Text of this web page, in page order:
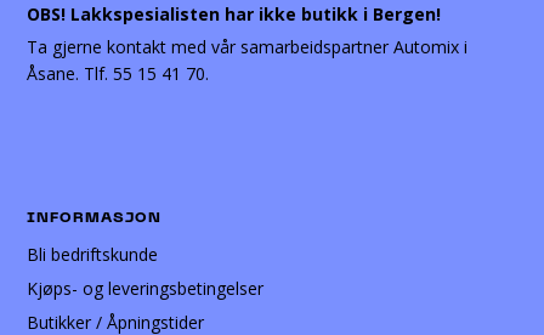
OBS! Lakkspesialisten har ikke butikk i Bergen!
Ta gjerne kontakt med vår samarbeidspartner Automix i
Åsane. Tlf. 55 15 41 70.
INFORMASJON
Bli bedriftskunde
Kjøps- og leveringsbetingelser
Butikker / Åpningstider